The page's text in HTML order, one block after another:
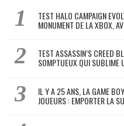
TEST HALO CAMPAIGN
MONUMENT DE LA XBOX,
TEST ASSASSIN’S CREED
SOMPTUEUX QUI SUBLIME
IL Y A 25 ANS, LA GAME
JOUEURS : EMPORTER LA